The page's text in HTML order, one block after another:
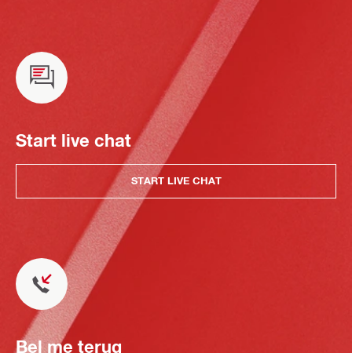
Start live chat
START LIVE CHAT
Bel me terug